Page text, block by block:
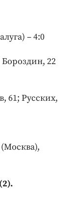
– 4:0
Бороздин, 22
61; Русских,